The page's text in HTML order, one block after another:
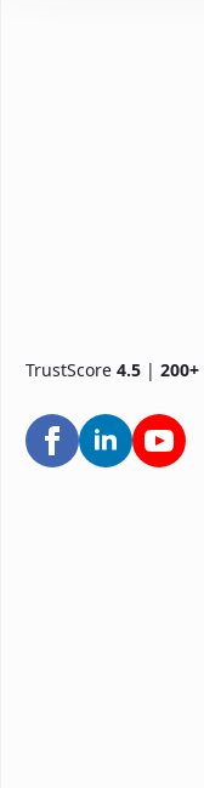
TrustScore 4.5 | 200+